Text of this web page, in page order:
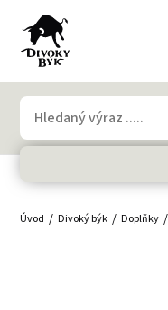
Úvod Divoký býk Doplňky